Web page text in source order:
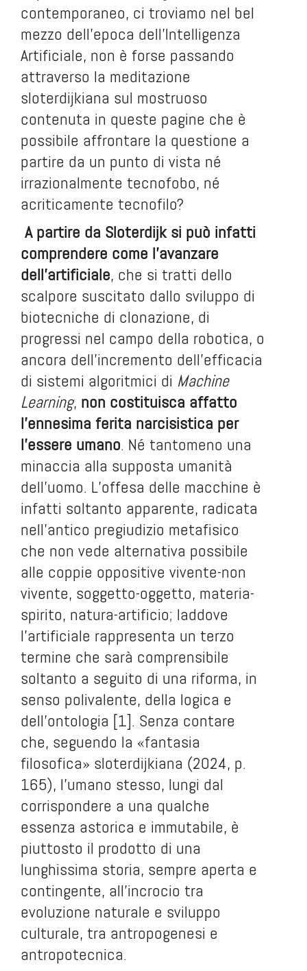
contemporaneo, ci troviamo nel bel
mezzo dell’epoca dell’Intelligenza
Artificiale, non è forse passando
attraverso la meditazione
sloterdijkiana sul mostruoso
contenuta in queste pagine che è
possibile affrontare la questione a
partire da un punto di vista né
irrazionalmente tecnofobo, né
acriticamente tecnofilo?
A partire da Sloterdijk si può infatti
comprendere come l’avanzare
dell’artificiale, che si tratti dello
scalpore suscitato dallo sviluppo di
biotecniche di clonazione, di
progressi nel campo della robotica, o
ancora dell’incremento dell’efficacia
di sistemi algoritmici di Machine
Learning, non costituisca affatto
l’ennesima ferita narcisistica per
l’essere umano. Né tantomeno una
minaccia alla supposta umanità
dell’uomo. L’offesa delle macchine è
infatti soltanto apparente, radicata
nell’antico pregiudizio metafisico
che non vede alternativa possibile
alle coppie oppositive vivente-non
vivente, soggetto-oggetto, materia-
spirito, natura-artificio; laddove
l’artificiale rappresenta un terzo
termine che sarà comprensibile
soltanto a seguito di una riforma, in
senso polivalente, della logica e
dell’ontologia [1]. Senza contare
che, seguendo la «fantasia
filosofica» sloterdijkiana (2024, p.
165), l’umano stesso, lungi dal
corrispondere a una qualche
essenza astorica e immutabile, è
piuttosto il prodotto di una
lunghissima storia, sempre aperta e
contingente, all’incrocio tra
evoluzione naturale e sviluppo
culturale, tra antropogenesi e
antropotecnica.